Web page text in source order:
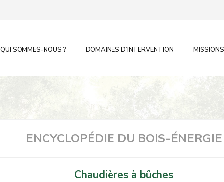
QUI SOMMES-NOUS ? DOMAINES D’INTERVENTION MISSIONS
ENCYCLOPÉDIE DU BOIS-ÉNERGIE
Chaudières à bûches